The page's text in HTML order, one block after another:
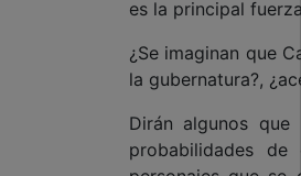
es la principal
¿Se imaginan que
la gubernatura?,
Dirán algunos que
probabilidades